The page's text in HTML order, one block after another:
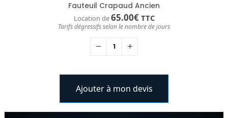
Fauteuil Crapaud Ancien
Location de65.00€ TTC
Tarifs dégressifs selon le nombre de jours
Ajouter à mon devis